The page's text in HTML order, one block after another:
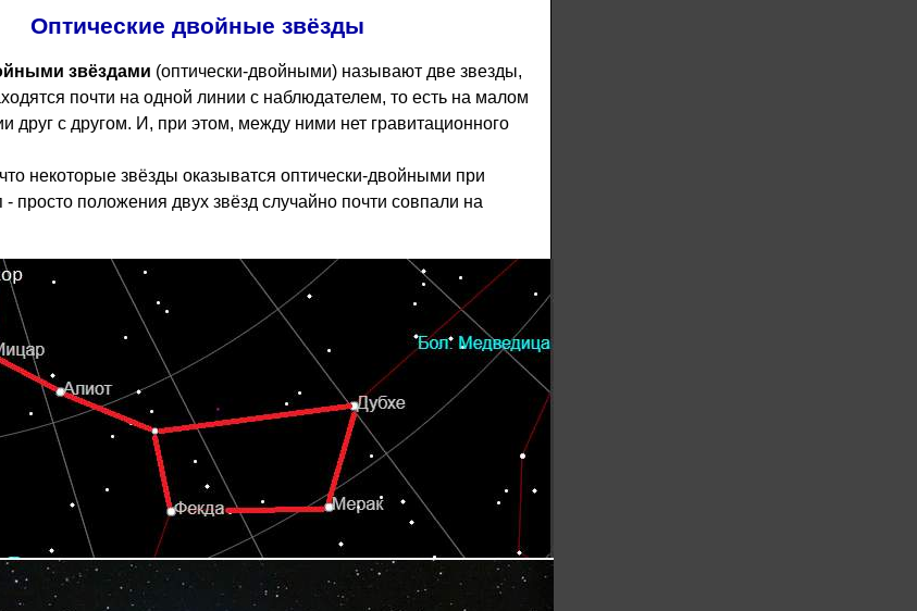
Оптические двойные звёзды
звёздами (оптически-двойными) называют две звезды,
почти на одной линии с наблюдателем, то есть на малом
друг с другом. И, при этом, между ними нет гравитационного
некоторые звёзды оказыватся оптически-двойными при
- просто положения двух звёзд случайно почти совпали на